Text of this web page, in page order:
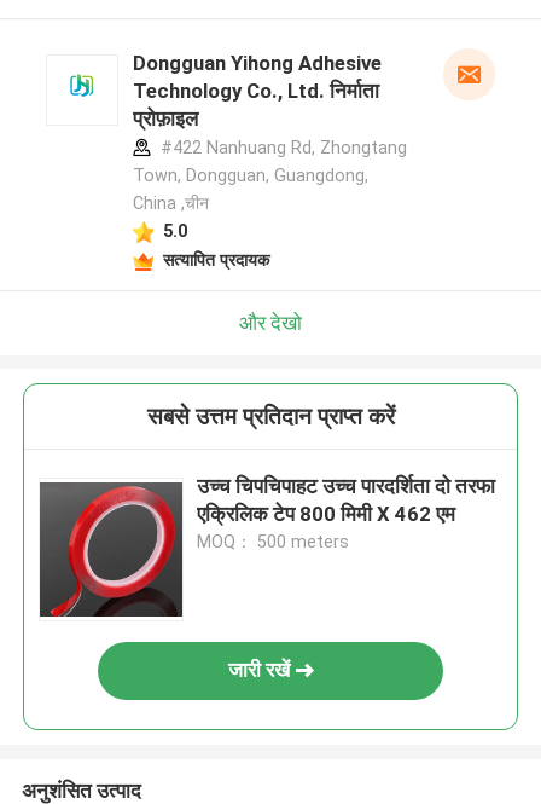
Dongguan Yihong Adhesive
Technology Co., Ltd. निर्माता
प्रोफ़ाइल
#422 Nanhuang Rd, Zhongtang
Town, Dongguan, Guangdong,
China ,चीन
5.0
सत्यापित प्रदायक
और देखो
सबसे उत्तम प्रतिदान प्राप्त करें
उच्च चिपचिपाहट उच्च पारदर्शिता दो तरफा
एक्रिलिक टेप 800 मिमी X 462 एम
MOQ： 500 meters
जारी रखें
अनुशंसित उत्पाद